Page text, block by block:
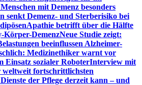
mit Demenz besonders
senkt Demenz- und Sterberisiko bei
Apathie betrifft über die Hälfte
Körper-DemenzNeue Studie zeigt:
beeinflussen Alzheimer-
Medizinethiker warnt vor
Einsatz sozialer RoboterInterview mit
fortschrittlichsten
der Pflege derzeit kann – und